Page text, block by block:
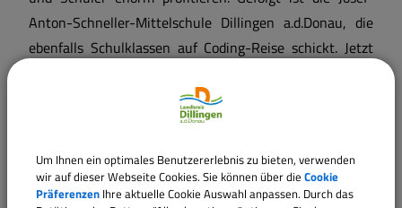
Anton-Schneller-Mittelschule Dillingen a.d.Donau, die
ebenfalls Schulklassen auf Coding-Reise schickt. Jetzt
aktiv zu werden und sich anzumelden!
engagieren und den Teilnehmenden die digitalisierte
Arbeitswelt näher zu bringen.
Um Ihnen ein optimales Benutzererlebnis zu bieten, verwenden
wir auf dieser Webseite Cookies. Sie können über die Cookie
Präferenzen Ihre aktuelle Cookie Auswahl anpassen. Durch das